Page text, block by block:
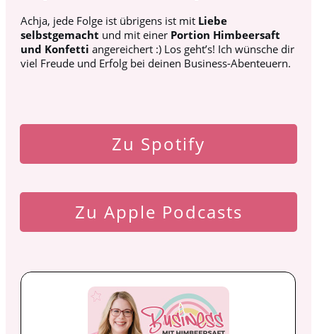
Achja, jede Folge ist übrigens ist mit Liebe
selbstgemacht und mit einer Portion Himbeersaft
und Konfetti angereichert :) Los geht’s! Ich wünsche dir
viel Freude und Erfolg bei deinen Business-Abenteuern.
Zu Spotify
Zu Apple Podcasts